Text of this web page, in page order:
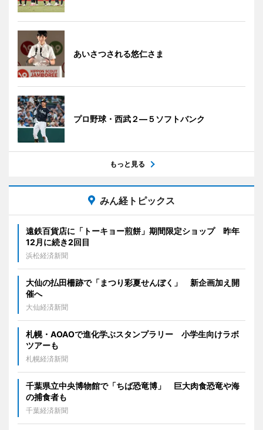
あいさつされる悠仁さま
プロ野球・西武２―５ソフトバンク
もっと見る
みん経トピックス
遠鉄百貨店に「トーキョー煎餅」期間限定ショップ 昨年
12月に続き2回目
浜松経済新聞
大仙の払田柵跡で「まつり彩夏せんぼく」 新企画加え開
催へ
大仙経済新聞
札幌・AOAOで進化学ぶスタンプラリー 小学生向けラボ
ツアーも
札幌経済新聞
千葉県立中央博物館で「ちば恐竜博」 巨大肉食恐竜や海
の捕食者も
千葉経済新聞